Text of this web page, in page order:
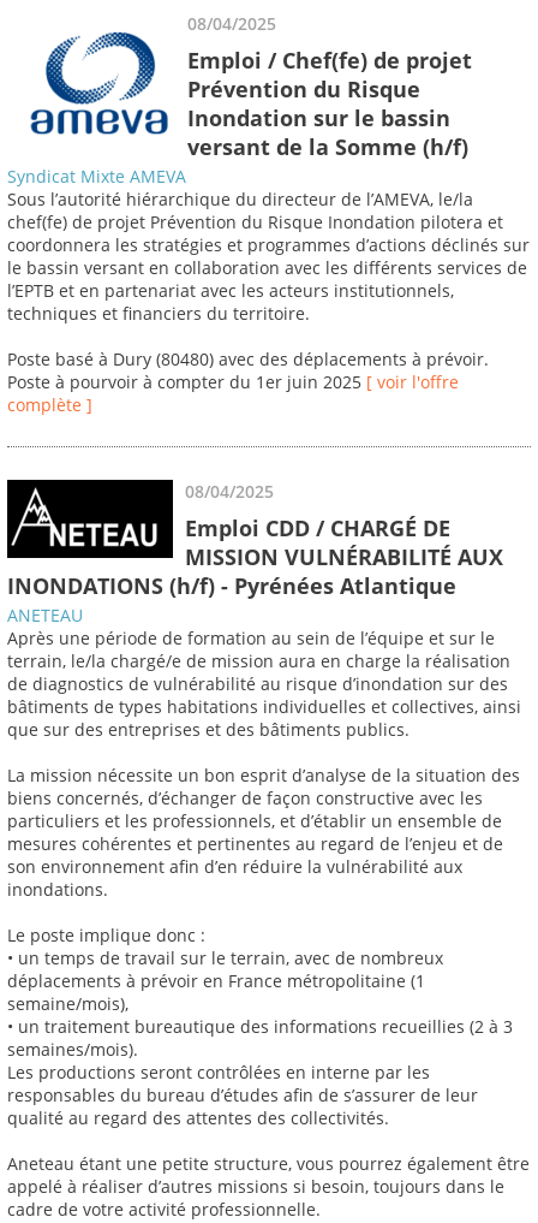
08/04/2025
Emploi / Chef(fe) de projet
Prévention du Risque
Inondation sur le bassin
versant de la Somme (h/f)
Syndicat Mixte AMEVA
Sous l’autorité hiérarchique du directeur de l’AMEVA, le/la
chef(fe) de projet Prévention du Risque Inondation pilotera et
coordonnera les stratégies et programmes d’actions déclinés sur
le bassin versant en collaboration avec les différents services de
l’EPTB et en partenariat avec les acteurs institutionnels,
techniques et financiers du territoire.
Poste basé à Dury (80480) avec des déplacements à prévoir.
Poste à pourvoir à compter du 1er juin 2025 [ voir l'offre
complète ]
08/04/2025
Emploi CDD / CHARGÉ DE
MISSION VULNÉRABILITÉ AUX
INONDATIONS (h/f) - Pyrénées Atlantique
ANETEAU
Après une période de formation au sein de l’équipe et sur le
terrain, le/la chargé/e de mission aura en charge la réalisation
de diagnostics de vulnérabilité au risque d’inondation sur des
bâtiments de types habitations individuelles et collectives, ainsi
que sur des entreprises et des bâtiments publics.
La mission nécessite un bon esprit d’analyse de la situation des
biens concernés, d’échanger de façon constructive avec les
particuliers et les professionnels, et d’établir un ensemble de
mesures cohérentes et pertinentes au regard de l’enjeu et de
son environnement afin d’en réduire la vulnérabilité aux
inondations.
Le poste implique donc :
• un temps de travail sur le terrain, avec de nombreux
déplacements à prévoir en France métropolitaine (1
semaine/mois),
• un traitement bureautique des informations recueillies (2 à 3
semaines/mois).
Les productions seront contrôlées en interne par les
responsables du bureau d’études afin de s’assurer de leur
qualité au regard des attentes des collectivités.
Aneteau étant une petite structure, vous pourrez également être
appelé à réaliser d’autres missions si besoin, toujours dans le
cadre de votre activité professionnelle.